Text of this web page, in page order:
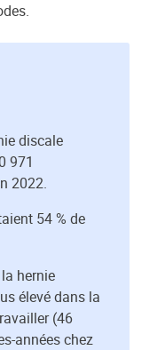
discale
971
2022.
54 % de
hernie
élevé dans la
(46
années chez